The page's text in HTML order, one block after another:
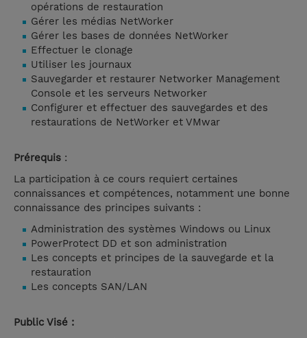
opérations de restauration
Gérer les médias NetWorker
Gérer les bases de données NetWorker
Effectuer le clonage
Utiliser les journaux
Sauvegarder et restaurer Networker Management
Console et les serveurs Networker
Configurer et effectuer des sauvegardes et des
restaurations de NetWorker et VMwar
Prérequis :
La participation à ce cours requiert certaines
connaissances et compétences, notamment une bonne
connaissance des principes suivants :
Administration des systèmes Windows ou Linux
PowerProtect DD et son administration
Les concepts et principes de la sauvegarde et la
restauration
Les concepts SAN/LAN
Public Visé :